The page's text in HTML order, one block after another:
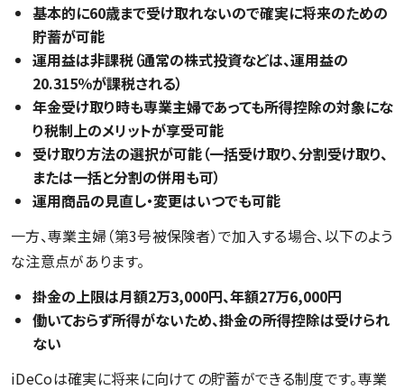
基本的に60歳まで受け取れないので確実に将来のための
貯蓄が可能
運用益は非課税（通常の株式投資などは、運用益の
20.315％が課税される）
年金受け取り時も専業主婦であっても所得控除の対象にな
り税制上のメリットが享受可能
受け取り方法の選択が可能（一括受け取り、分割受け取り、
または一括と分割の併用も可）
運用商品の見直し・変更はいつでも可能
一方、専業主婦（第3号被保険者）で加入する場合、以下のよう
な注意点があります。
掛金の上限は月額2万3,000円、年額27万6,000円
働いておらず所得がないため、掛金の所得控除は受けられ
ない
iDeCoは確実に将来に向けての貯蓄ができる制度です。専業